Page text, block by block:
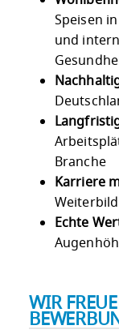
Speisen
und
Branche
Karriere
Echte
WIR